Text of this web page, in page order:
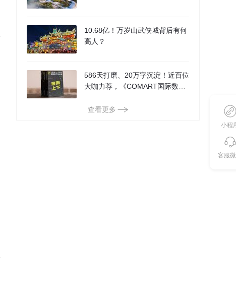
10.68亿！万岁山武侠城背后有何
高人？
586天打磨、20万字沉淀！近百位
大咖力荐，《COMART国际数艺
发布！
查看更多
小程
客服